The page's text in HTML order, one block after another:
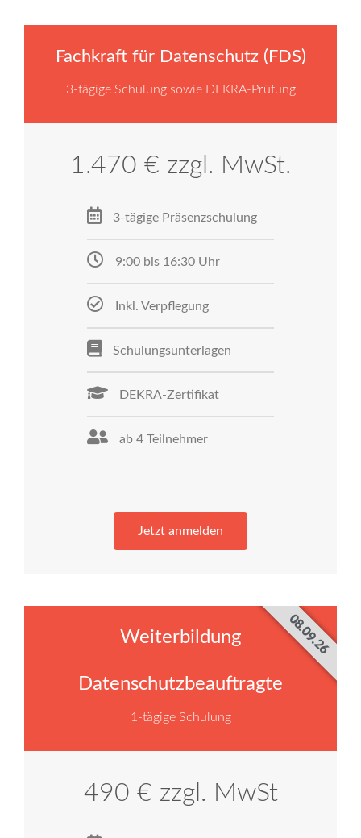
Fachkraft für Datenschutz (FDS)
3-tägige Schulung sowie DEKRA-Prüfung
1.470 € zzgl. MwSt.
3-tägige Präsenzschulung
9:00 bis 16:30 Uhr
Inkl. Verpflegung
Schulungsunterlagen
DEKRA-Zertifikat
ab 4 Teilnehmer
Jetzt anmelden
Weiterbildung
Datenschutzbeauftragte
1-tägige Schulung
490 € zzgl. MwSt
08.09.26